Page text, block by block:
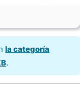
la categoría
.